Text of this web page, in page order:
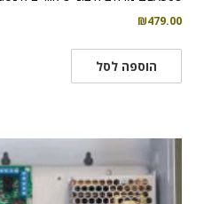
₪479.00
הוספה לסל